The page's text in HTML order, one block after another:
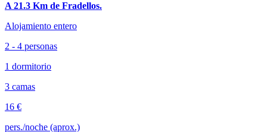
A 21.3 Km de Fradellos.
Alojamiento entero
2 - 4 personas
1 dormitorio
3 camas
16 €
pers./noche (aprox.)